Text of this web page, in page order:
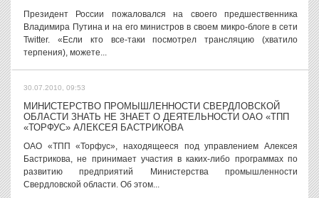
Президент России пожаловался на своего предшественника
Владимира Путина и на его министров в своем микро-блоге в сети
Twitter. «Если кто все-таки посмотрел трансляцию (хватило
терпения), можете...
30.07.2010, 09:53
МИНИСТЕРСТВО ПРОМЫШЛЕННОСТИ СВЕРДЛОВСКОЙ
ОБЛАСТИ ЗНАТЬ НЕ ЗНАЕТ О ДЕЯТЕЛЬНОСТИ ОАО «ТПП
«ТОРФУС» АЛЕКСЕЯ БАСТРИКОВА
ОАО «ТПП «Торфус», находящееся под управлением Алексея
Бастрикова, не принимает участия в каких-либо программах по
развитию предприятий Министерства промышленности
Свердловской области. Об этом...